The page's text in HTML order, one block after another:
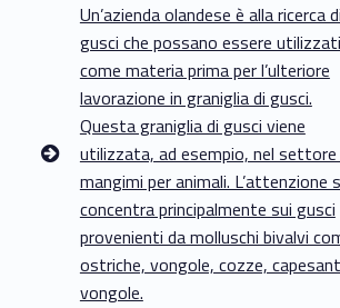
Un’azienda olandese è alla ricerca di
gusci che possano essere utilizzati
come materia prima per l’ulteriore
lavorazione in graniglia di gusci.
Questa graniglia di gusci viene
utilizzata, ad esempio, nel settore
mangimi per animali. L’attenzione
concentra principalmente sui gusci
provenienti da molluschi bivalvi
ostriche, vongole, cozze,
vongole.